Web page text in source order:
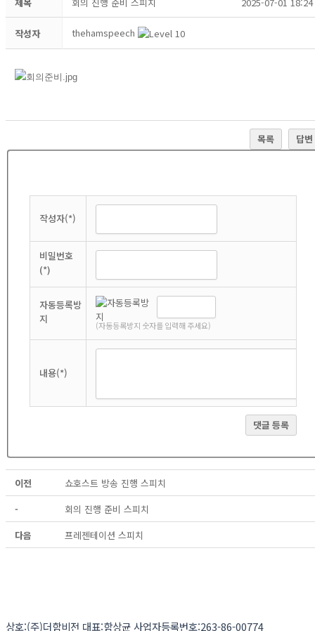
제목 회의 진행 준비 스피치 2025-07-01 18:24
작성자 thehamspeech
목록 답변
작성자(*)
비밀번호
(*)
자동등록방
지
(자동등록방지 숫자를 입력해 주세요)
내용(*)
댓글 등록
이전
쇼호스트 방송 진행 스피치
-
회의 진행 준비 스피치
다음
프레젠테이션 스피치
상호:(주)더함비전 대표:함상균 사업자등록번호:263-86-00774